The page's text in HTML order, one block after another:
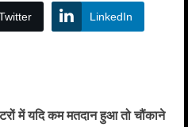
LinkedIn
में यदि कम मतदान हुआ तो चौंकाने